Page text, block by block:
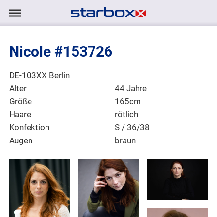
Navigation
Navigation
AGENTUR
MODELS
TALENTE
PROJEKTE
LOGIN
KONTAKT
DE | EN
Nicole #153726
Wohnort
DE-103XX Berlin
Alter
44 Jahre
Größe
165cm
Haare
rötlich
Konfektion
S / 36/38
Augen
braun